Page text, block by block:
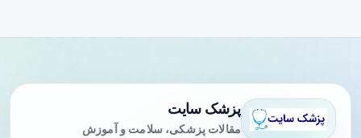
پزشک سایت
مقالات پزشکی، سلامت و آموزش